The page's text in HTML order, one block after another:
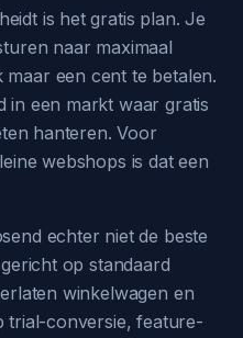
is het gratis plan. Je
naar maximaal
een cent te betalen.
in een markt waar gratis
hanteren. Voor
webshops is dat een
echter niet de beste
op standaard
winkelwagen en
trial-conversie, feature-